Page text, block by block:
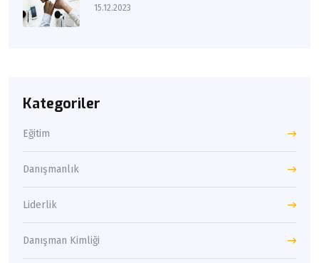
15.12.2023
Kategoriler
Eğitim
Danışmanlık
Liderlik
Danışman Kimliği